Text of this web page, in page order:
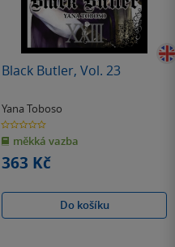
Black Butler, Vol. 23
Yana Toboso
0.0
z
5
hvězdiček
měkká vazba
363 Kč
Do košíku